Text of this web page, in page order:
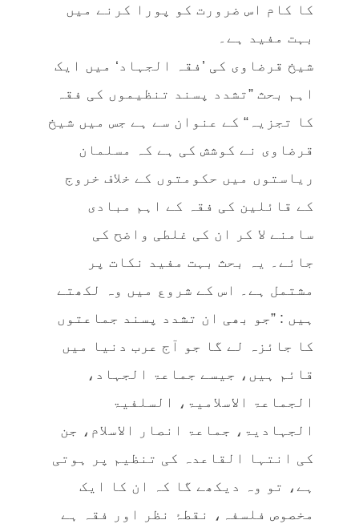
کا کام اس ضرورت کو پورا کرنے میں
بہت مفید ہے۔
شیخ قرضاوی کی ’فقہ الجہاد‘ میں ایک
اہم بحث ”تشدد پسند تنظیموں کی فقہ
کا تجزیہ“ کے عنوان سے ہے جس میں شیخ
قرضاوی نے کوشش کی ہے کہ مسلمان
ریاستوں میں حکومتوں کے خلاف خروج
کے قائلین کی فقہ کے اہم مبادی
سامنے لا کر ان کی غلطی واضح کی
جائے۔ یہ بحث بہت مفید نکات پر
مشتمل ہے۔ اس کے شروع میں وہ لکھتے
ہیں : ”جو بھی ان تشدد پسند جماعتوں
کا جائزہ لے گا جو آج عرب دنیا میں
قائم ہیں، جیسے جماعۃ الجہاد،
الجماعۃ الاسلامیۃ، السلفیۃ
الجہادیۃ، جماعۃ انصار الاسلام، جن
کی انتہا القاعدہ کی تنظیم پر ہوتی
ہے، تو وہ دیکھے گا کہ ان کا ایک
مخصوص فلسفہ، نقطۂ نظر اور فقہ ہے